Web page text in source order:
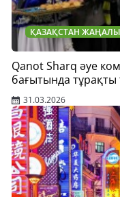
ҚАЗАҚСТАН
Qanot Sharq әуе
бағытында тұрақты
31.03.2026